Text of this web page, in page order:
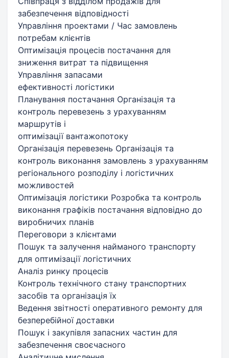
забезпечення відповідності
Управління проектами / Час замовлень
потребам клієнтів
Оптимізація процесів постачання для
зниження витрат та підвищення
Управління запасами
ефективності логістики
Планування постачання Організація та
контроль перевезень з урахуванням
маршрутів і
оптимізації вантажопотоку
Організація перевезень Організація та
контроль виконання замовлень з урахуванням
регіонального розподілу і логістичних
можливостей
Оптимізація логістики Розробка та контроль
виконання графіків постачання відповідно до
виробничих планів
Переговори з клієнтами
Пошук та залучення найманого транспорту
для оптимізації логістичних
Аналіз ринку процесів
Контроль технічного стану транспортних
засобів та організація їх
Ведення звітності оперативного ремонту для
безперебійної доставки
Пошук і закупівля запасних частин для
забезпечення своєчасного